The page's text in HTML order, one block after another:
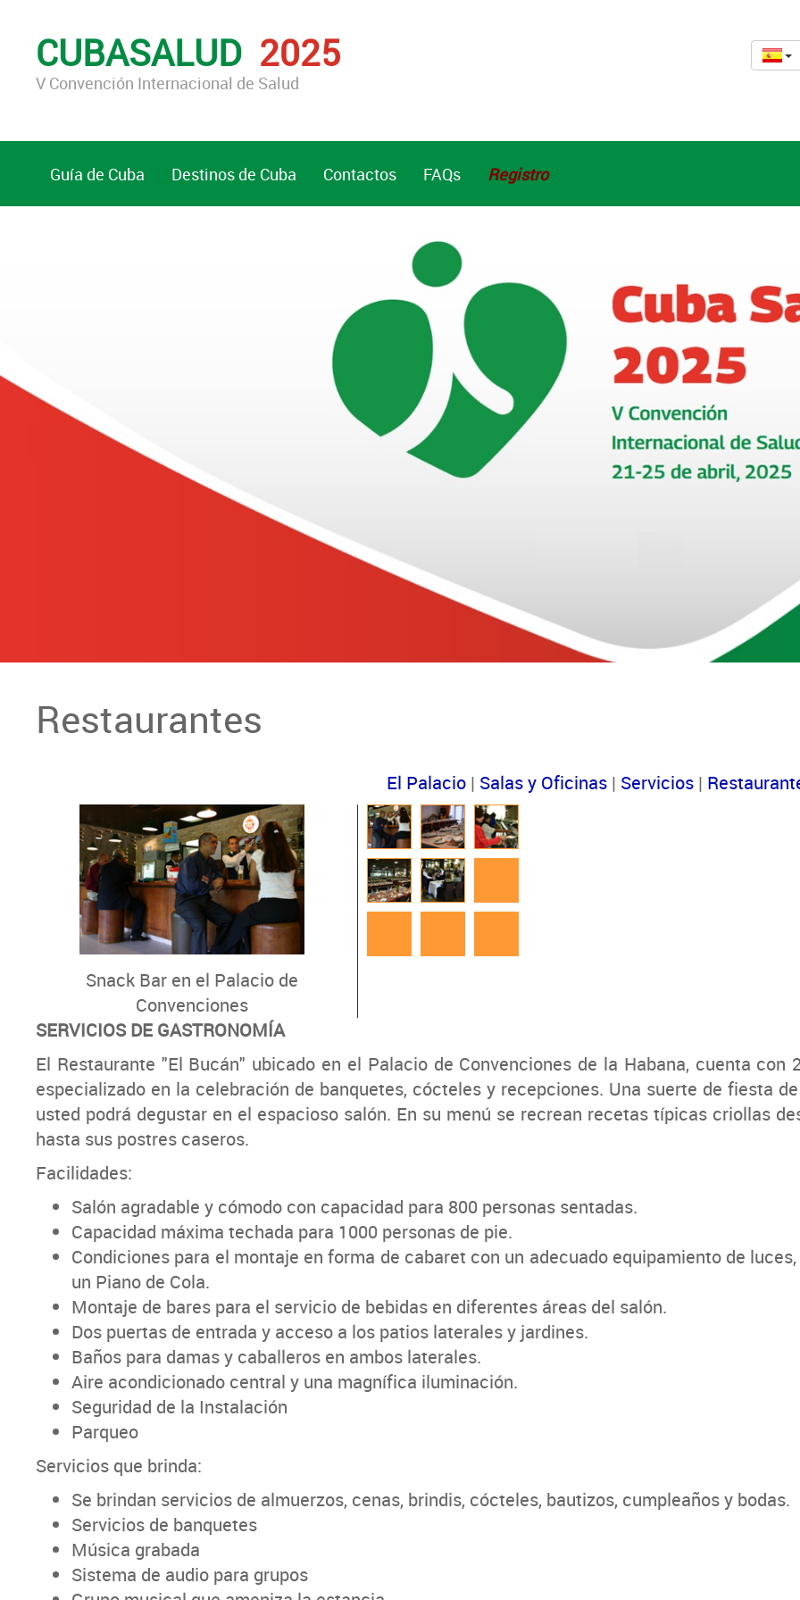
CUBASALUD 2025
V Convención Internacional de Salud
Guía de Cuba Destinos de Cuba Contactos FAQs Registro
Restaurantes
El Palacio| Salas y Oficinas| Servicios|
Snack Bar en el Palacio de
Convenciones
SERVICIOS DE GASTRONOMÍA
El Restaurante "El Bucán" ubicado en el Palacio de Convenciones de la Habana, cuenta
especializado en la celebración de banquetes, cócteles y recepciones. Una suerte de fiesta
usted podrá degustar en el espacioso salón. En su menú se recrean recetas típicas criollas
hasta sus postres caseros.
Facilidades:
Salón agradable y cómodo con capacidad para 800 personas sentadas.
Capacidad máxima techada para 1000 personas de pie.
Condiciones para el montaje en forma de cabaret con un adecuado equipamiento de
un Piano de Cola.
Montaje de bares para el servicio de bebidas en diferentes áreas del salón.
Dos puertas de entrada y acceso a los patios laterales y jardines.
Baños para damas y caballeros en ambos laterales.
Aire acondicionado central y una magnífica iluminación.
Seguridad de la Instalación
Parqueo
Servicios que brinda:
Se brindan servicios de almuerzos, cenas, brindis, cócteles, bautizos, cumpleaños y bodas.
Servicios de banquetes
Música grabada
Sistema de audio para grupos